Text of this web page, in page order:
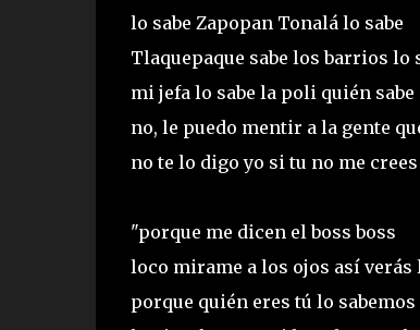
lo sabe Zapopan Tonalá lo sabe
Tlaquepaque sabe los barrios lo
mi jefa lo sabe la poli quién sabe
no, le puedo mentir a la gente
no te lo digo yo si tu no me
"porque me dicen el boss boss
loco mirame a los ojos así verás
porque quién eres tú lo